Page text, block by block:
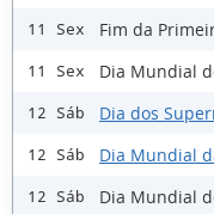
11 Sex Fim da
11 Sex Dia Mundial
12 Sáb Dia dos
12 Sáb Dia Mundial
12 Sáb Dia Mundial